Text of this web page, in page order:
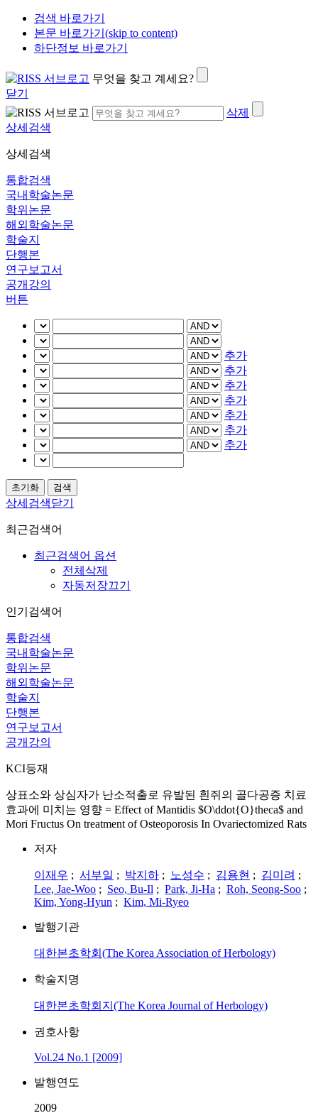
검색 바로가기
본문 바로가기(skip to content)
하단정보 바로가기
무엇을 찾고 계세요?
닫기
삭제
상세검색
상세검색
통합검색
국내학술논문
학위논문
해외학술논문
학술지
단행본
연구보고서
공개강의
버튼
추가
추가
추가
추가
추가
추가
추가
상세검색닫기
최근검색어
최근검색어 옵션
전체삭제
자동저장끄기
인기검색어
통합검색
국내학술논문
학위논문
해외학술논문
학술지
단행본
연구보고서
공개강의
KCI등재
상표소와 상심자가 난소적출로 유발된 흰쥐의 골다공증 치료
효과에 미치는 영향 = Effect of Mantidis $O\ddot{O}theca$ and
Mori Fructus On treatment of Osteoporosis In Ovariectomized Rats
저자
이재우 ; 서부일 ; 박지하 ; 노성수 ; 김용현 ; 김미려 ;
Lee, Jae-Woo ; Seo, Bu-Il ; Park, Ji-Ha ; Roh, Seong-Soo ;
Kim, Yong-Hyun ; Kim, Mi-Ryeo
발행기관
대한본초학회(The Korea Association of Herbology)
학술지명
대한본초학회지(The Korea Journal of Herbology)
권호사항
Vol.24 No.1 [2009]
발행연도
2009